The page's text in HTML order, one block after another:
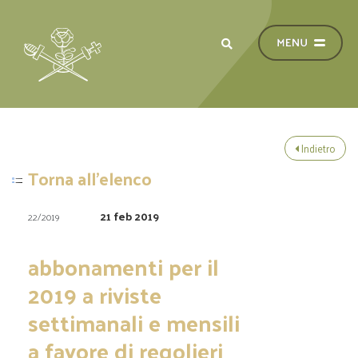
Indietro
Torna all'elenco
22/2019 21 feb 2019
abbonamenti per il
2019 a riviste
settimanali e mensili